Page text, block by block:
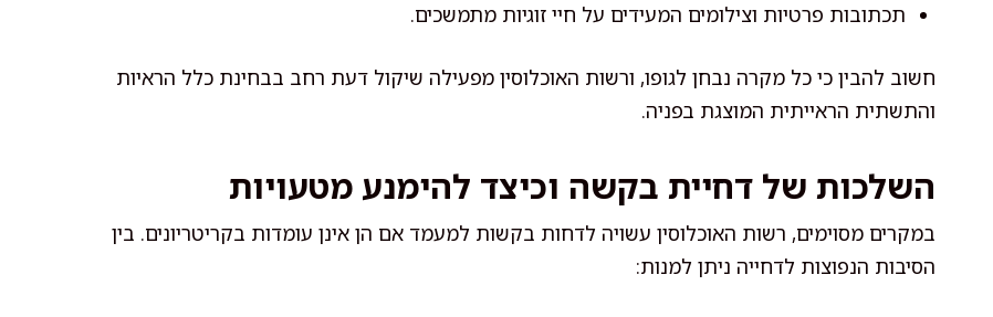
תכתובות פרטיות וצילומים המעידים על חיי זוגיות מתמשכים.
חשוב להבין כי כל מקרה נבחן לגופו, ורשות האוכלוסין מפעילה שיקול דעת רחב בבחינת כלל הראיות
והתשתית הראייתית המוצגת בפניה.
השלכות של דחיית בקשה וכיצד להימנע מטעויות
במקרים מסוימים, רשות האוכלוסין עשויה לדחות בקשות למעמד אם הן אינן עומדות בקריטריונים. בין
הסיבות הנפוצות לדחייה ניתן למנות: